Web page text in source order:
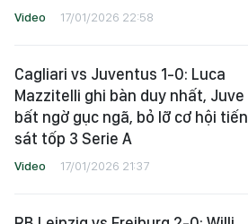
Video 17/01/2026 22:58
Cagliari vs Juventus 1-0: Luca
Mazzitelli ghi bàn duy nhất, Juve
bất ngờ gục ngã, bỏ lỡ cơ hội tiến
sát tốp 3 Serie A
Video 17/01/2026 21:37